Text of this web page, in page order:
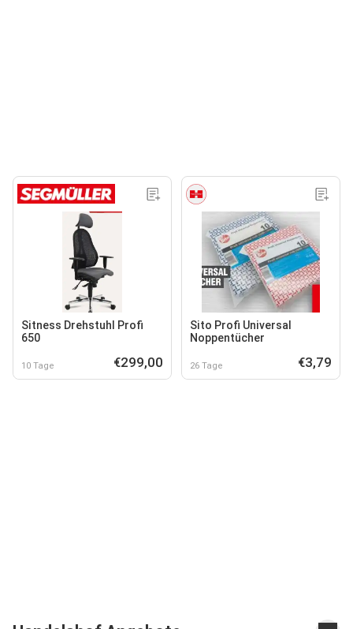
Sitness Drehstuhl Profi
650
10 Tage €299,00
Sito Profi Universal
Noppentücher
26 Tage €3,79